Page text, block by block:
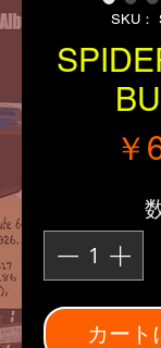
SKU：
￥
カート